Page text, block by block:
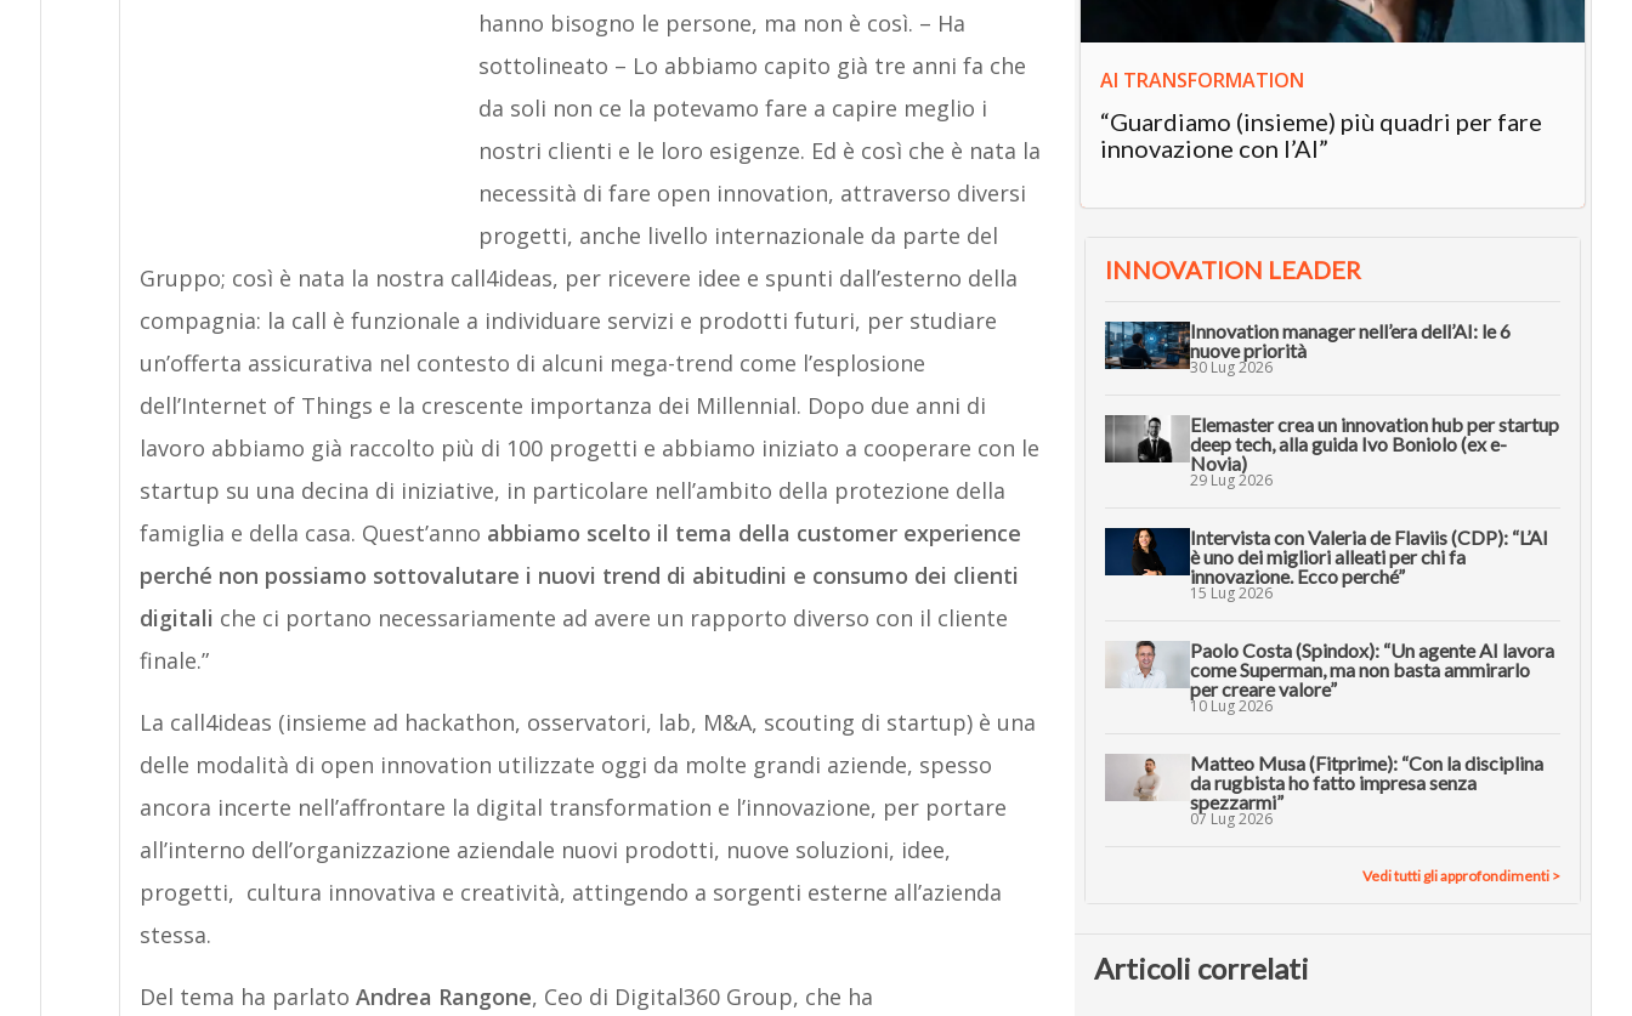
hanno bisogno le persone, ma non è così. – Ha
sottolineato – Lo abbiamo capito già tre anni fa che
da soli non ce la potevamo fare a capire meglio i
nostri clienti e le loro esigenze. Ed è così che è nata la
necessità di fare open innovation, attraverso diversi
progetti, anche livello internazionale da parte del
Gruppo; così è nata la nostra call4ideas, per ricevere idee e spunti dall’esterno della
compagnia: la call è funzionale a individuare servizi e prodotti futuri, per studiare
un’offerta assicurativa nel contesto di alcuni mega-trend come l’esplosione
dell’Internet of Things e la crescente importanza dei Millennial. Dopo due anni di
lavoro abbiamo già raccolto più di 100 progetti e abbiamo iniziato a cooperare con le
startup su una decina di iniziative, in particolare nell’ambito della protezione della
famiglia e della casa. Quest’anno abbiamo scelto il tema della customer experience
perché non possiamo sottovalutare i nuovi trend di abitudini e consumo dei clienti
digitali che ci portano necessariamente ad avere un rapporto diverso con il cliente
finale.”
La call4ideas (insieme ad hackathon, osservatori, lab, M&A, scouting di startup) è una
delle modalità di open innovation utilizzate oggi da molte grandi aziende, spesso
ancora incerte nell’affrontare la digital transformation e l’innovazione, per portare
all’interno dell’organizzazione aziendale nuovi prodotti, nuove soluzioni, idee,
progetti, cultura innovativa e creatività, attingendo a sorgenti esterne all’azienda
stessa.
Del tema ha parlato Andrea Rangone, Ceo di Digital360 Group, che ha
AI TRANSFORMATION
“Guardiamo (insieme) più quadri per fare
innovazione con l’AI”
INNOVATION LEADER
Innovation manager nell’era dell’AI: le 6
nuove priorità
30 Lug 2026
Elemaster crea un innovation hub per startup
deep tech, alla guida Ivo Boniolo (ex e-
Novia)
29 Lug 2026
Intervista con Valeria de Flaviis (CDP): “L’AI
è uno dei migliori alleati per chi fa
innovazione. Ecco perché”
15 Lug 2026
Paolo Costa (Spindox): “Un agente AI lavora
come Superman, ma non basta ammirarlo
per creare valore”
10 Lug 2026
Matteo Musa (Fitprime): “Con la disciplina
da rugbista ho fatto impresa senza
spezzarmi”
07 Lug 2026
Vedi tutti gli approfondimenti >
Articoli correlati